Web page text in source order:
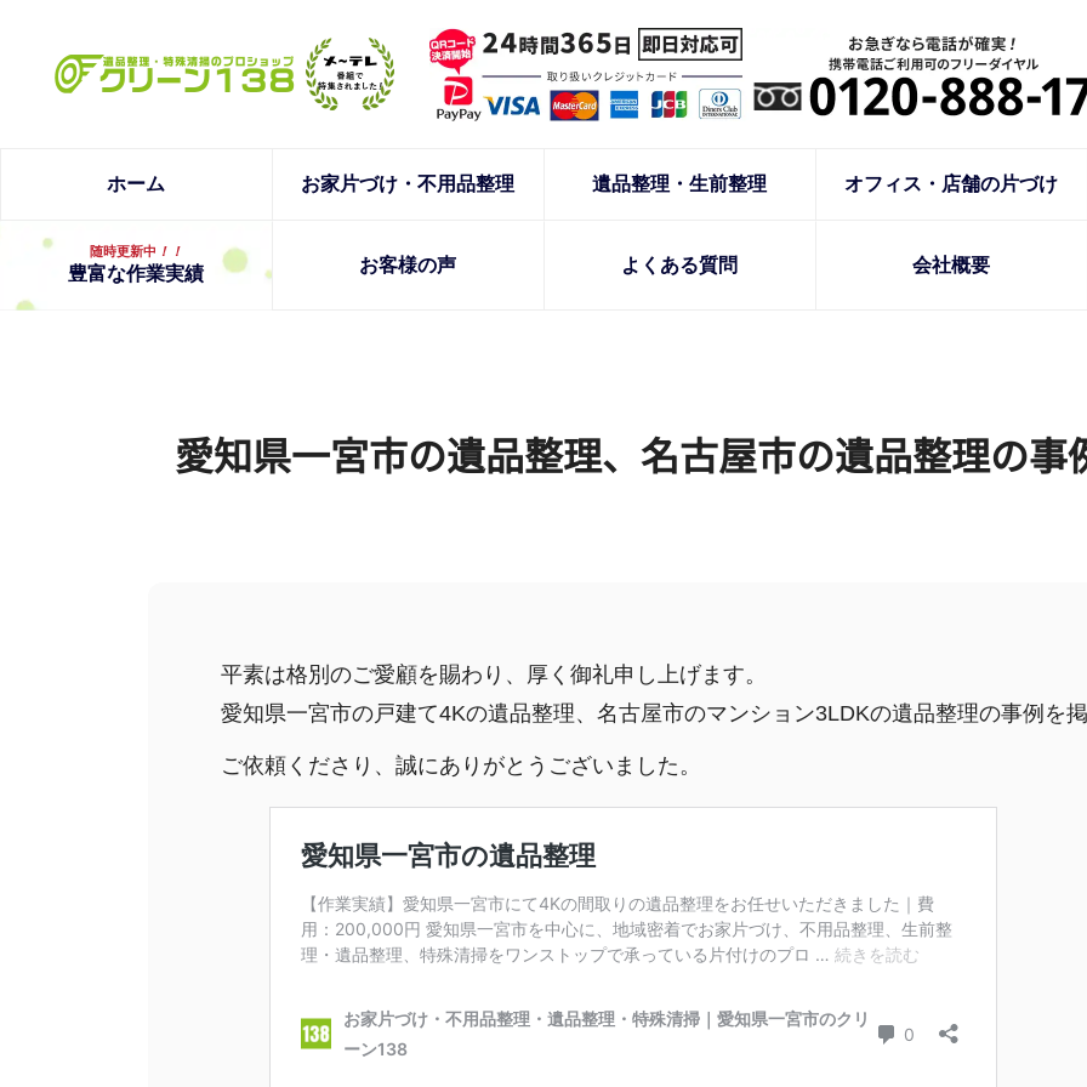
ホーム お家片づけ・不用品整理 遺品整理・生前整理 オフィス・店舗の片づけ
随時更新中 ！！
豊富な作業実績 お客様の声 よくある質問 会社概要
愛知県一宮市の遺品整理、名古屋市の遺品整理の事
平素は格別のご愛顧を賜わり、厚く御礼申し上げます。
愛知県一宮市の戸建て4Kの遺品整理、名古屋市のマンション3LDKの遺品整理の事例を掲
ご依頼くださり、誠にありがとうございました。